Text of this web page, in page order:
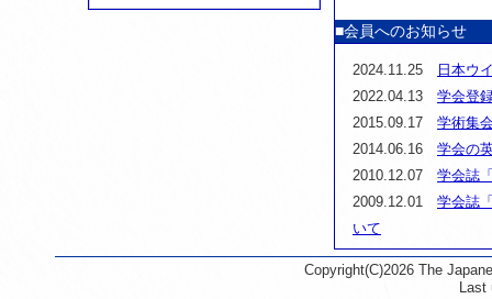
■会員へのお知らせ
2024.11.25
日本ウ
2022.04.13 学会登
2015.09.17 学術集
2014.06.16 学会の
2010.12.07 学会誌
2009.12.01 学会誌
いて
Copyright(C)2026 The
Last